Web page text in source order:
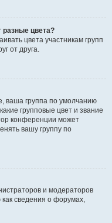
разные цвета?
цвета участникам групп
от друга.
ваша группа по умолчанию
групповые цвет и звание
конференции может
вашу группу по
и модераторов
сведения о форумах,